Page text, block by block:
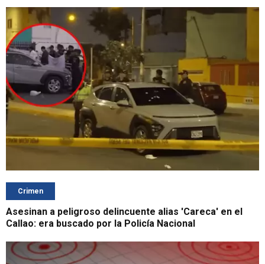
Crimen
Asesinan a peligroso delincuente alias 'Careca' en el
Callao: era buscado por la Policía Nacional